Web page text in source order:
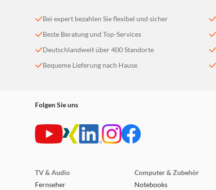
Bei expert bezahlen Sie flexibel und sicher
Beste Beratung und Top-Services
Deutschlandweit über 400 Standorte
Bequeme Lieferung nach Hause
Folgen Sie uns
TV & Audio
Fernseher
Computer & Zubehör
Notebooks